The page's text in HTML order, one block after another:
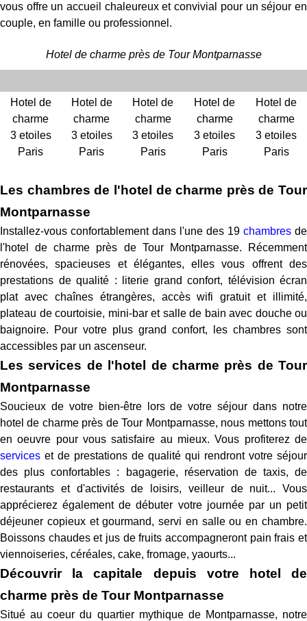
vous offre un accueil chaleureux et convivial pour un séjour en
couple, en famille ou professionnel.
Hotel de charme près de Tour Montparnasse
Hotel de
charme
3 etoiles
Paris
Hotel de
charme
3 etoiles
Paris
Hotel de
charme
3 etoiles
Paris
Hotel de
charme
3 etoiles
Paris
Hotel de
charme
3 etoiles
Paris
Les chambres de l'hotel de charme près de Tour
Montparnasse
Installez-vous confortablement dans l'une des 19 chambres de
l'hotel de charme près de Tour Montparnasse. Récemment
rénovées, spacieuses et élégantes, elles vous offrent des
prestations de qualité : literie grand confort, télévision écran
plat avec chaînes étrangères, accès wifi gratuit et illimité,
plateau de courtoisie, mini-bar et salle de bain avec douche ou
baignoire. Pour votre plus grand confort, les chambres sont
accessibles par un ascenseur.
Les services de l'hotel de charme près de Tour
Montparnasse
Soucieux de votre bien-être lors de votre séjour dans notre
hotel de charme près de Tour Montparnasse, nous mettons tout
en oeuvre pour vous satisfaire au mieux. Vous profiterez de
services et de prestations de qualité qui rendront votre séjour
des plus confortables : bagagerie, réservation de taxis, de
restaurants et d'activités de loisirs, veilleur de nuit... Vous
apprécierez également de débuter votre journée par un petit
déjeuner copieux et gourmand, servi en salle ou en chambre.
Boissons chaudes et jus de fruits accompagneront pain frais et
viennoiseries, céréales, cake, fromage, yaourts...
Découvrir la capitale depuis votre hotel de
charme près de Tour Montparnasse
Situé au coeur du quartier mythique de Montparnasse, notre